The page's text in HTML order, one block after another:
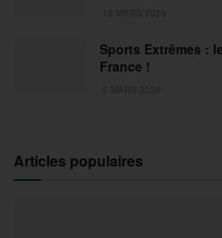
Sports Extrêmes :
France !
Articles populaires